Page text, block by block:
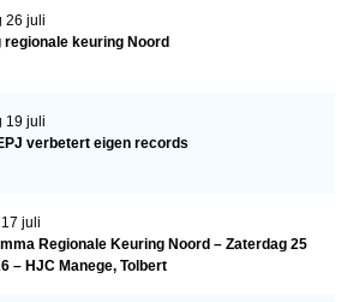
2020-2021
26 juli
regionale keuring Noord
19 juli
verbetert eigen records
juli
Regionale Keuring Noord – Zaterdag 25
– HJC Manege, Tolbert